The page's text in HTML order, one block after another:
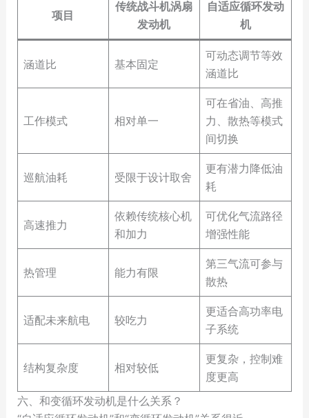
项目
传统战斗机涡扇
发动机
自适应循环发动
机
涵道比 基本固定
可动态调节等效
涵道比
工作模式 相对单一
可在省油、高推
力、散热等模式
间切换
巡航油耗 受限于设计取舍
更有潜力降低油
耗
高速推力
依赖传统核心机
和加力
可优化气流路径
增强性能
热管理 能力有限
第三气流可参与
散热
适配未来航电 较吃力
更适合高功率电
子系统
结构复杂度 相对较低
更复杂，控制难
度更高
六、和变循环发动机是什么关系？